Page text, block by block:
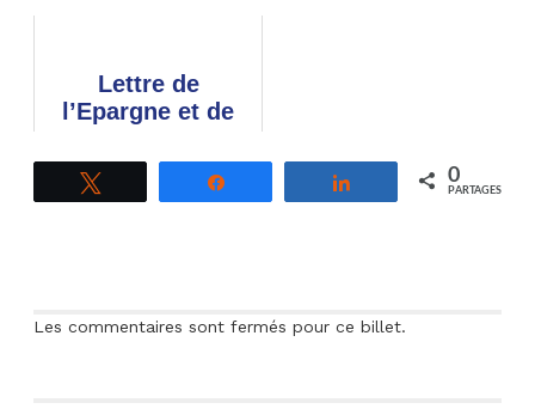
Lettre de
l’Epargne et de
salariés – T1 2019
Partagez 0
PARTAGES
Les commentaires sont fermés pour ce billet.